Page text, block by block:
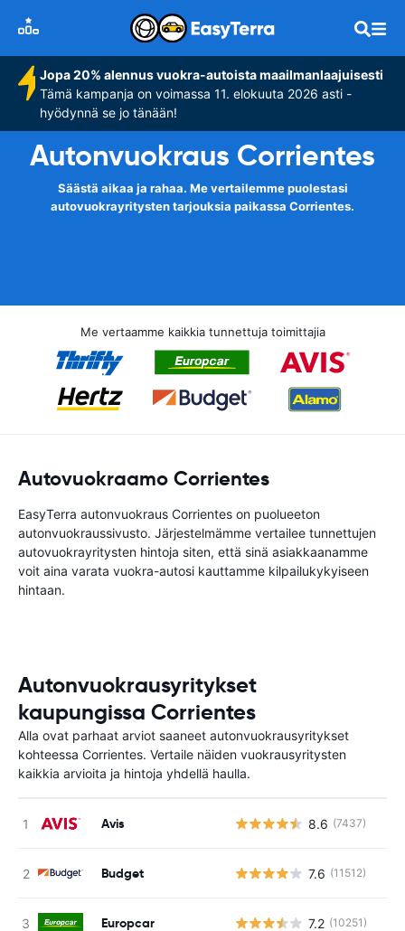
Jopa 20% alennus vuokra-autoista maailmanlaajuisesti
Tämä kampanja on voimassa 11. elokuuta 2026 asti -
hyödynnä se jo tänään!
Autonvuokraus Corrientes
Säästä aikaa ja rahaa. Me vertailemme puolestasi
autovuokrayritysten tarjouksia paikassa Corrientes.
Me vertaamme kaikkia tunnettuja toimittajia
Autovuokraamo Corrientes
EasyTerra autonvuokraus Corrientes on puolueeton
autonvuokraussivusto. Järjestelmämme vertailee tunnettujen
autovuokrayritysten hintoja siten, että sinä asiakkaanamme
voit aina varata vuokra-autosi kauttamme kilpailukykyiseen
hintaan.
Autonvuokrausyritykset
kaupungissa Corrientes
Alla ovat parhaat arviot saaneet autonvuokrausyritykset
kohteessa Corrientes. Vertaile näiden vuokrausyritysten
kaikkia arvioita ja hintoja yhdellä haulla.
Avis 8.6 (7437)
Budget 7.6 (11512)
Europcar 7.2 (10251)